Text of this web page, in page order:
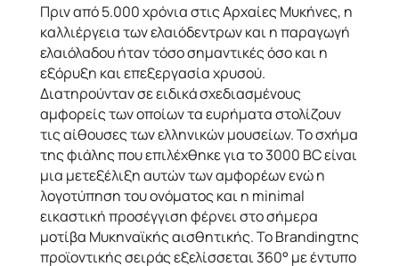
Πριν από 5.000 χρόνια στις Αρχαίες Μυκήνες, η
καλλιέργεια των ελαιόδεντρων και η παραγωγή
ελαιόλαδου ήταν τόσο σημαντικές όσο και η
εξόρυξη και επεξεργασία χρυσού.
Διατηρούνταν σε ειδικά σχεδιασμένους
αμφορείς των οποίων τα ευρήματα στολίζουν
τις αίθουσες των ελληνικών μουσείων. Το σχήμα
της φιάλης που επιλέχθηκε για το 3000 BC είναι
μια μετεξέλιξη αυτών των αμφορέων ενώ η
λογοτύπηση του ονόματος και η minimal
εικαστική προσέγγιση φέρνει στο σήμερα
μοτίβα Μυκηναϊκής αισθητικής. Το Brandingτης
προϊοντικής σειράς εξελίσσεται 360° με έντυπο